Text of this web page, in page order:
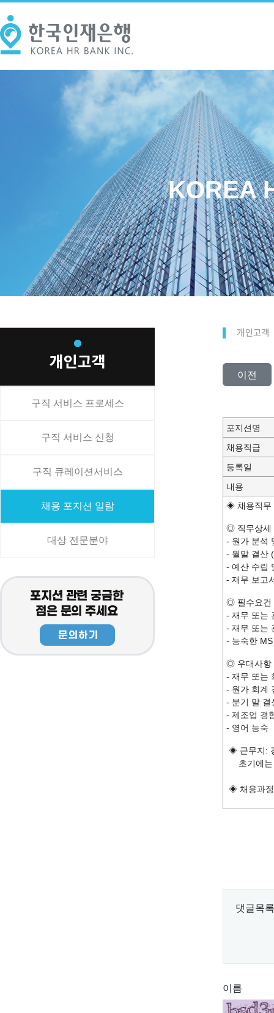
KOREA
구직 서비스 프로세스
구직 서비스 신청
구직 큐레이션서비스
채용 포지션 일람
대상 전문분야
이전
포지션명
채용직급
등록일
내용
◈ 채용직무
◎ 직무상세
- 원가 분석
- 월말 결산
- 예산 수립
- 재무 보고
◎ 필수요건
- 재무 또는
- 재무 또는
- 능숙한
◎ 우대사항
- 재무 또는
- 원가 회계
- 분기 말 결
- 제조업 경
- 영어 능숙
◈ 근무지:
초기에는
◈ 채용과정
댓글목록
이름